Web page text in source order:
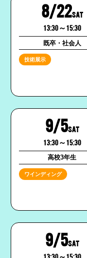
8/22SAT
13:30～15:30
既卒・社会人
技術展示
9/5SAT
13:30～15:30
高校3年生
ワインディング
9/5SAT